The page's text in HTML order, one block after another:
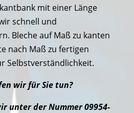
mit einer Länge
schnell und
Bleche auf Maß zu kanten
nach Maß zu fertigen
Selbstverständlichkeit.
wir für Sie tun?
unter der Nummer09954-